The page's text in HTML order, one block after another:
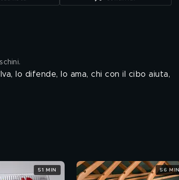
.
lo difende, lo ama, chi con il cibo aiuta,
51 MIN 56 MIN